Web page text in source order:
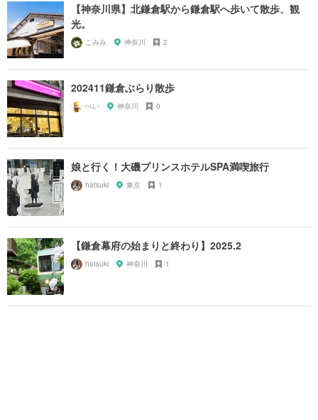
【神奈川県】北鎌倉駅から鎌倉駅へ歩いて散歩、観
光。
こみみ 神奈川 2
202411鎌倉ぶらり散歩
ぺい 神奈川 0
娘と行く！大磯プリンスホテルSPA満喫旅行
hatsuki 東京 1
【鎌倉幕府の始まりと終わり】2025.2
hatsuki 神奈川 1